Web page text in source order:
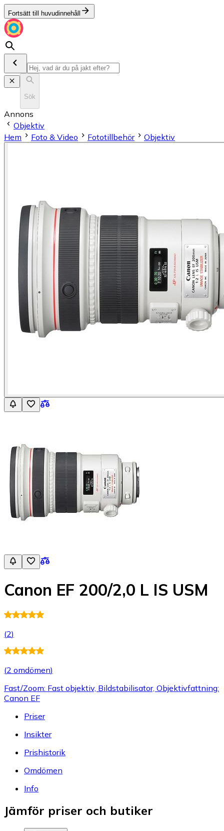
Fortsätt till huvudinnehåll
Sök
Annons
Objektiv
Hem
Foto & Video Fototillbehör Objektiv
Canon EF 200/2,0 L IS USM
(2)
(2 omdömen)
Fast/Zoom: Fast objektiv, Bildstabilisator, Objektivfattning:
Canon EF
Priser
Insikter
Prishistorik
Omdömen
Info
Jämför priser och butiker